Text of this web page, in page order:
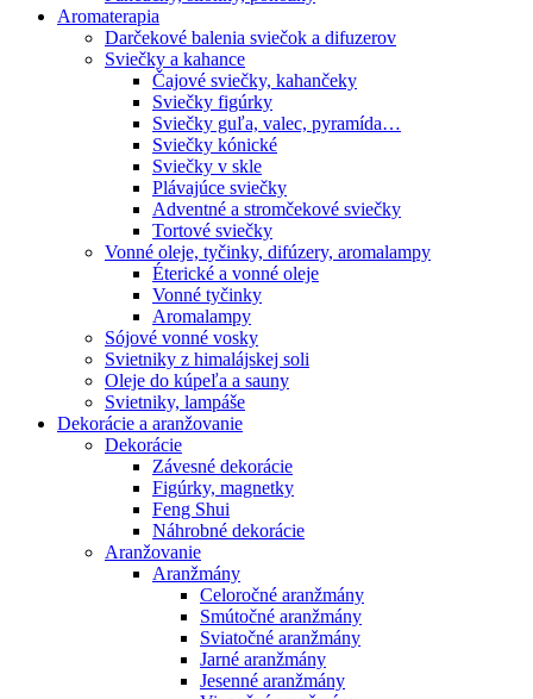
Aromaterapia
Darčekové balenia sviečok a difuzerov
Sviečky a kahance
Čajové sviečky, kahančeky
Sviečky figúrky
Sviečky guľa, valec, pyramída…
Sviečky kónické
Sviečky v skle
Plávajúce sviečky
Adventné a stromčekové sviečky
Tortové sviečky
Vonné oleje, tyčinky, difúzery, aromalampy
Éterické a vonné oleje
Vonné tyčinky
Aromalampy
Sójové vonné vosky
Svietniky z himalájskej soli
Oleje do kúpeľa a sauny
Svietniky, lampáše
Dekorácie a aranžovanie
Dekorácie
Závesné dekorácie
Figúrky, magnetky
Feng Shui
Náhrobné dekorácie
Aranžovanie
Aranžmány
Celoročné aranžmány
Smútočné aranžmány
Sviatočné aranžmány
Jarné aranžmány
Jesenné aranžmány